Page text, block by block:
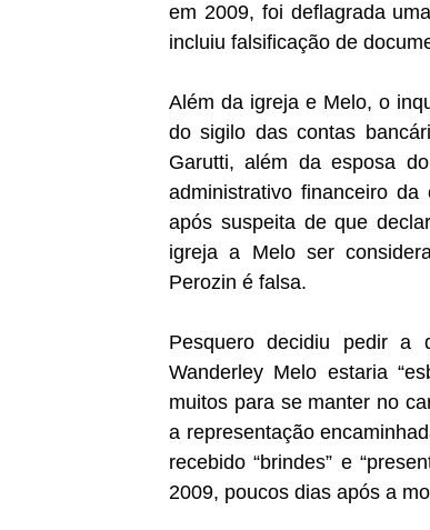
em 2009, foi deflagrada
incluiu falsificação de
Além da igreja e Melo, o
do sigilo das contas
Garutti, além da esposa
administrativo financeiro
após suspeita de que
igreja a Melo ser
Perozin é falsa.
Pesquero decidiu pedir a
Wanderley Melo estaria
muitos para se manter no
a representação
recebido “brindes” e
2009, poucos dias após a